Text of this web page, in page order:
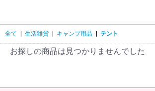
全て | 生活雑貨 | キャンプ用品 | テント
お探しの商品は見つかりませんでした